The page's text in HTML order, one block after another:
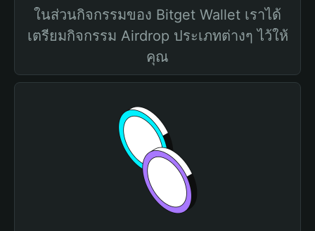
ในส่วนกิจกรรมของ Bitget Wallet เราได้
เตรียมกิจกรรม Airdrop ประเภทต่างๆ ไว้ให้
คุณ